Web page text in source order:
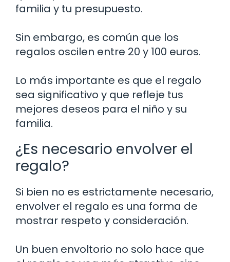
familia y tu presupuesto.
Sin embargo, es común que los
regalos oscilen entre 20 y 100 euros.
Lo más importante es que el regalo
sea significativo y que refleje tus
mejores deseos para el niño y su
familia.
¿Es necesario envolver el
regalo?
Si bien no es estrictamente necesario,
envolver el regalo es una forma de
mostrar respeto y consideración.
Un buen envoltorio no solo hace que